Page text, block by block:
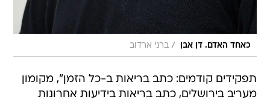
כאחד האדם. דן אבן / ברני ארדוב
תפקידים קודמים: כתב בריאות ב-כל הזמן", מקומון
מעריב בירושלים, כתב בריאות בידיעות אחרונות